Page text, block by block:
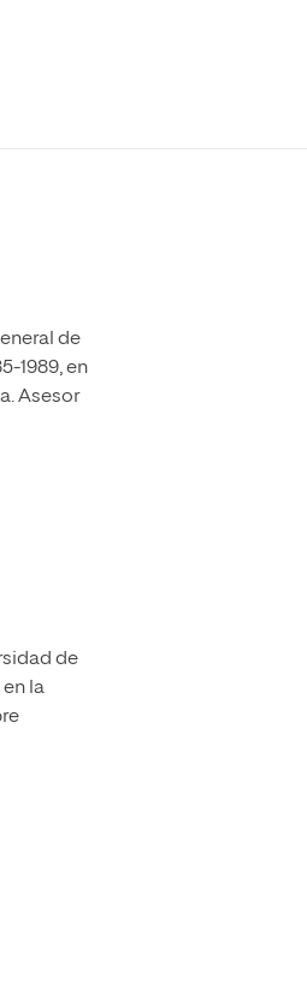
de
1989, en
Asesor
de
la